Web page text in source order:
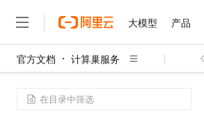
大模型 产品
官方文档 计算巢服务
大模型
产品
解决方案
权益
定价
云市场
伙伴
服务
了解阿里云